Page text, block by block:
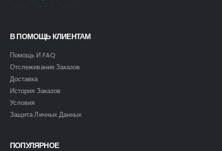
В ПОМОЩЬ КЛИЕНТАМ
Помощь И FAQ
Отслеживание Заказов
Доставка
История Заказов
Условия
Защита Личных Данных
ПОПУЛЯРНОЕ